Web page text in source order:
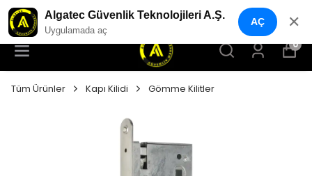
YENI NESIL GÜVENLIK GEÇIŞ SISTEMLERI
0
Tüm Ürünler Kapı Kilidi Gömme Kilitler
Algatec Güvenlik Teknolojileri A.Ş.
Uygulamada aç
AÇ ✕